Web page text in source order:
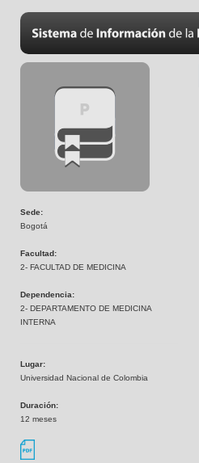
Sede:
Bogotá
Facultad:
2- FACULTAD DE MEDICINA
Dependencia:
2- DEPARTAMENTO DE MEDICINA
INTERNA
Lugar:
Universidad Nacional de Colombia
Duración:
12 meses